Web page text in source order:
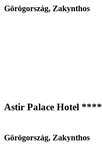
Görögország, Zakynthos
Astir Palace Hotel ****
Görögország, Zakynthos